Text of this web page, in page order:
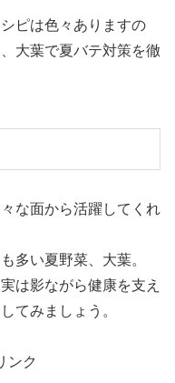
ピは色々ありますの
大葉で夏バテ対策を徹
な面から活躍してくれ
多い夏野菜、大葉。
は影ながら健康を支え
てみましょう。
ンク